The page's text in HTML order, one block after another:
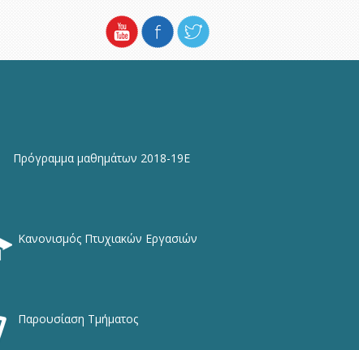
Πρόγραμμα μαθημάτων 2018-19Ε
Κανονισμός Πτυχιακών Εργασιών
Παρουσίαση Τμήματος